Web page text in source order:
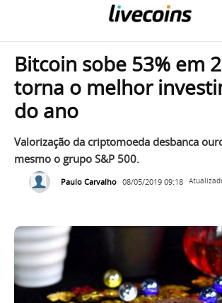
Bitcoin sobe 53% em
torna o melhor
do ano
Valorização da criptomoeda desbanca
mesmo o grupo S&P 500.
Paulo Carvalho 08/05/2019 09:18